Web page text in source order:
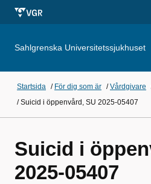
Sahlgrenska Universitetssjukhuset
Startsida / För dig som är /Vårdgivare
/Suicid i öppenvård, SU 2025-05407
Suicid i
2025-05407